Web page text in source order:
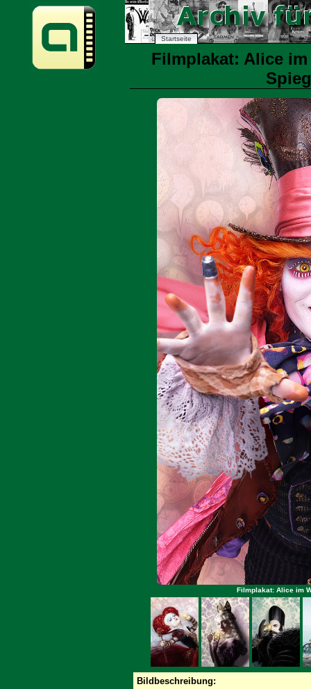
Startseite
Filmplakat: Alice
Filmplakat: Alice im
Bildbeschreibung: